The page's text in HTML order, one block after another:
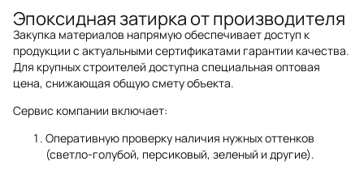
Эпоксидная затирка от производителя
Закупка материалов напрямую обеспечивает доступ к
продукции с актуальными сертификатами гарантии качества.
Для крупных строителей доступна специальная оптовая
цена, снижающая общую смету объекта.
Сервис компании включает:
Оперативную проверку наличия нужных оттенков
(светло-голубой, персиковый, зеленый и другие).